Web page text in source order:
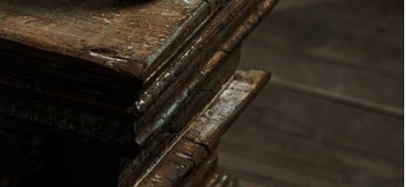
Плафон conia mini белый (53472)
Быстрый просмотр